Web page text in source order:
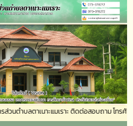
ตำบลตาเนาะแมเราะ ติดต่อสอบถาม โทรศัพ